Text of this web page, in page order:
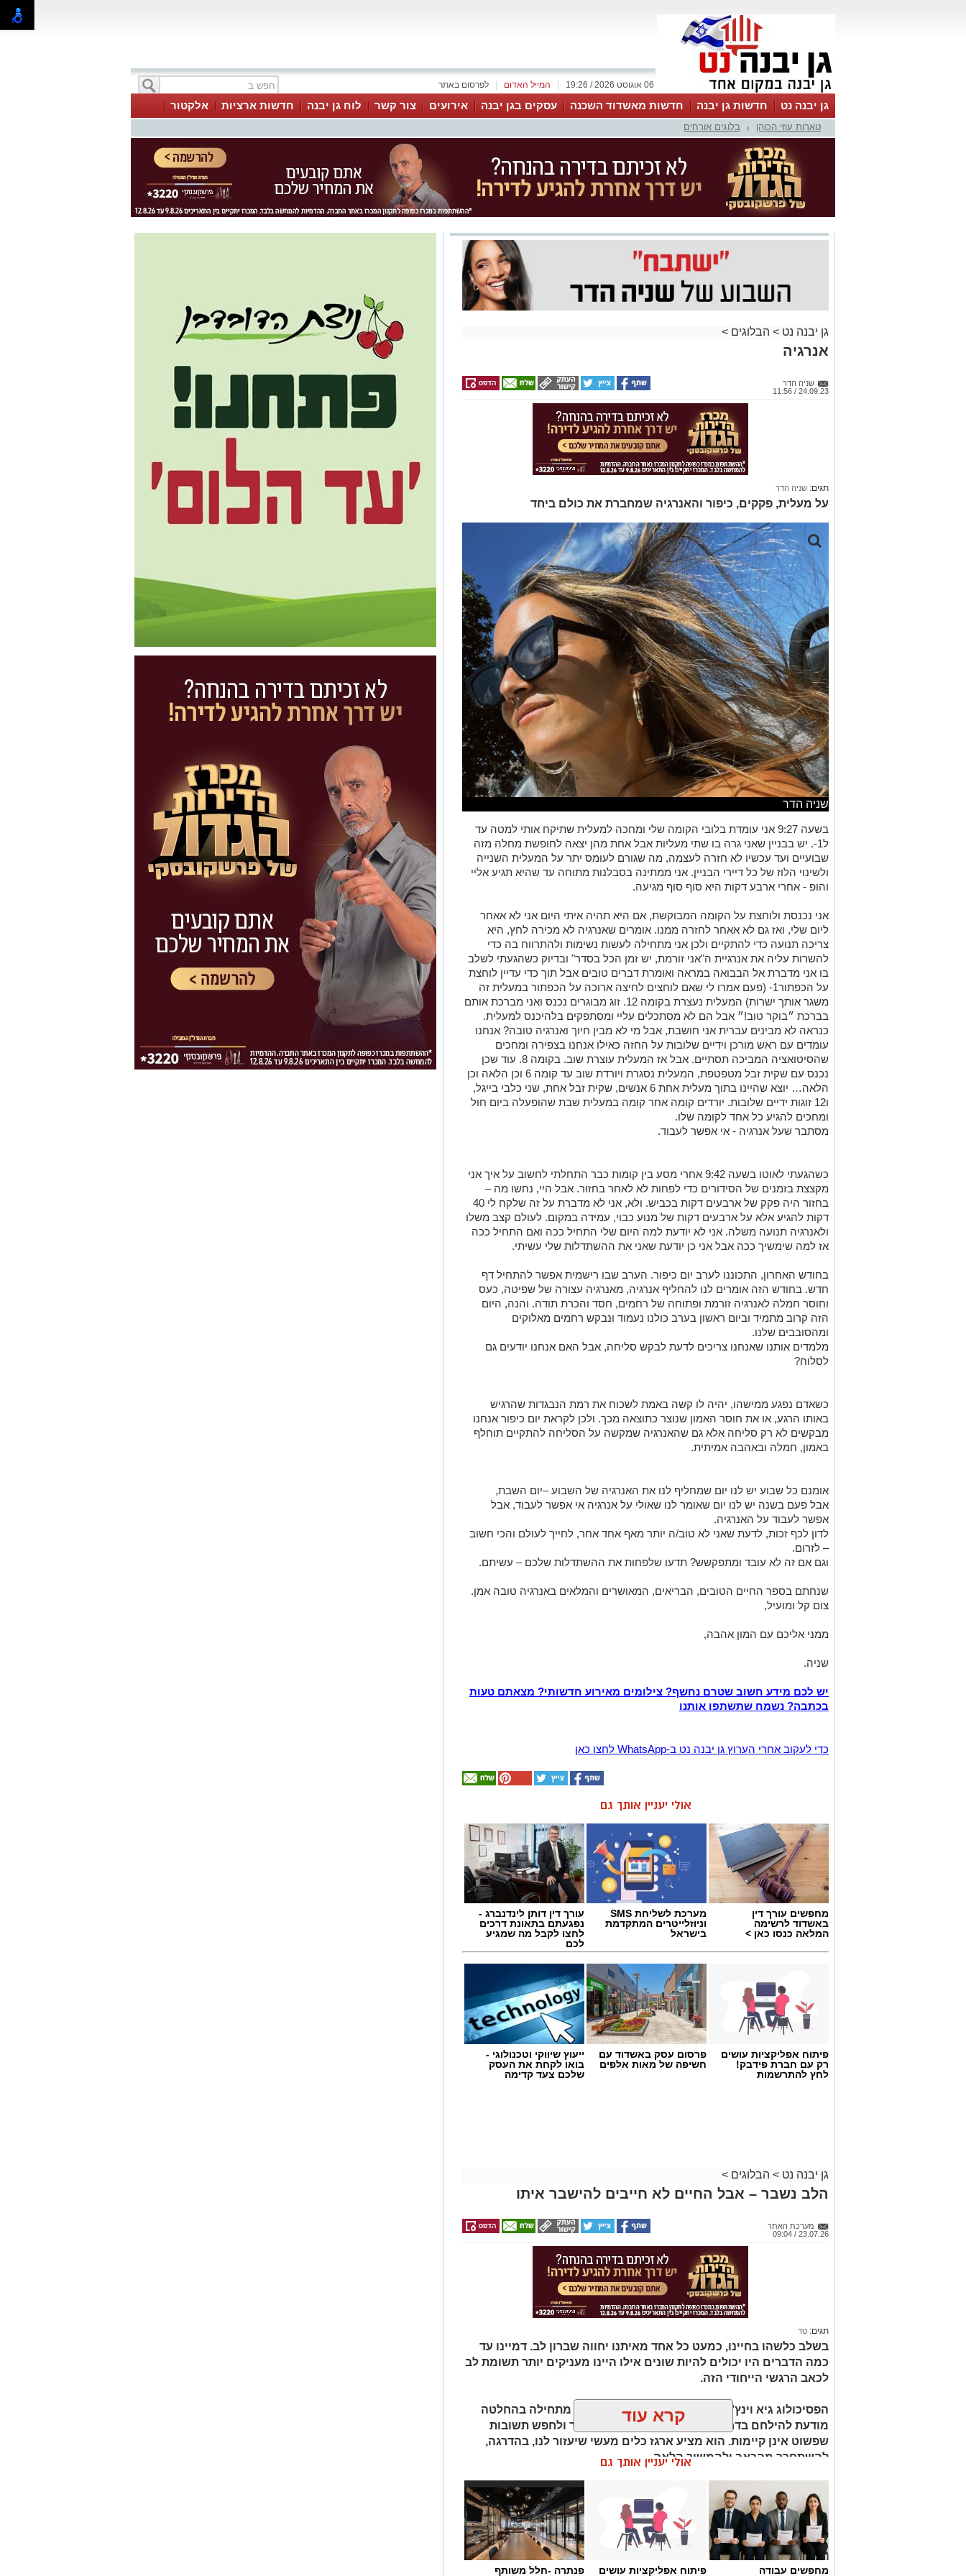
לפרסום באתר המייל האדום 06 אוגוסט 2026 / 19:26
גן יבנה נט חדשות גן יבנה חדשות מאשדוד השכנה עסקים בגן יבנה אירועים צור קשר לוח גן יבנה חדשות ארציות
אלקטור
MyKehila
טארות עוזי הכוהן בלוגים אורחים
גן יבנה נט > הבלוגים >
אנרגיה
שניה הדר
24.09.23 / 11:56
תגים: שניה הדר
על מעלית, פקקים, כיפור והאנרגיה שמחברת את כולם ביחד
שניה הדר
בשעה 9:27 אני עומדת בלובי הקומה שלי ומחכה למעלית שתיקח אותי למטה עד
ל1-.
יש בבניין שאני גרה בו שתי מעליות אבל אחת מהן יצאה לחופשת מחלה מזה
שבועיים ועד עכשיו לא חזרה לעצמה, מה שגורם לעומס יתר על המעלית השנייה
ולשינוי הלוז של כל דיירי הבניין. אני ממתינה בסבלנות מתוחה עד שהיא תגיע אליי
והופ - אחרי ארבע דקות היא סוף סוף מגיעה.
אני נכנסת ולוחצת על הקומה המבוקשת, אם היא תהיה איתי היום אני לא אאחר
ליום שלי, ואז גם לא אאחר לחזרה ממנו. אומרים שאנרגיה לא מכירה לחץ, היא
צריכה תנועה כדי להתקיים ולכן אני מתחילה לעשות נשימות ולהתרווח בה כדי
להשרות עליה את אנרגיית ה"אני זורמת, יש זמן הכל בסדר" ובדיוק כשהגעתי לשלב
בו אני מדברת אל הבבואה במראה ואומרת דברים טובים אבל תוך כדי עדיין לוחצת
על הכפתור1- (פעם אמרו לי שאם לוחצים לחיצה ארוכה על הכפתור במעלית זה
משגר אותך ישרות
) המעלית נעצרת בקומה 12. זוג מבוגרים נכנס ואני מברכת אותם
בברכת ״בוקר טוב!״ אבל הם לא מסתכלים עליי ומסתפקים בלהיכנס למעלית.
כנראה לא מבינים עברית אני חושבת, אבל מי לא מבין חיוך ואנרגיה טובה? אנחנו
עומדים עם ראש מורכן וידיים שלובות על החזה כאילו אנחנו בצפירה ומחכים
שהסיטואציה המביכה תסתיים. אבל אז המעלית עוצרת שוב. בקומה 8 . עוד שכן
נכנס עם שקית זבל מטפטפת, המעלית נסגרת ויורדת שוב עד קומה 6 וכן הלאה וכן
הלאה… יוצא שהיינו בתוך מעלית אחת 6 אנשים, שקית זבל אחת, שני כלבי בייגל,
ו12 זוגות ידיים שלובות. יורדים קומה אחר קומה במעלית
שבת שהופעלה ביום חול
ומחכים להגיע כל אחד לקומה שלו.
מסתבר שעל אנרגיה - אי אפשר לעבוד.
כשהגעתי לאוטו בשעה 9: 42
אחרי מסע בין קומות כבר התחלתי לחשוב על איך אני
מקצצת בזמנים של הסידורים כדי לפחות לא לאחר בחזור. אבל היי, נחשו מה–
בחזור היה פקק של ארבעים דקות בכביש. ולא, אני לא מדברת על זה שלקח לי 40
דקות להגיע אלא על ארבעים דקות של מנוע כבוי, עמידה במקום. לעולם קצב משלו
ולאנרגיה תנועה משלה. אני לא יודעת למה היום שלי התחיל ככה ואם התחיל ככה
אז למה שימשיך ככה אבל אני כן יודעת שאני את ההשתדלות שלי עשיתי.
בחודש האחרון, התכוננו לערב יום כיפור. הערב שבו רישמית אפשר להתחיל דף
חדש. בחודש הזה אומרים לנו להחליף אנרגיה, מאנרגיה עצורה של שפיטה, כעס
וחוסר חמלה לאנרגיה זורמת ופתוחה של רחמים, חסד והכרת תודה. והנה, היום
הזה קרוב מתמיד וביום ראשון בערב כולנו נעמוד ונבקש רחמים מאלוקים
ומהסובבים שלנו.
מלמדים אותנו שאנחנו צריכים לדעת לבקש סליחה, אבל האם אנחנו יודעים גם
לסלוח?
כשאדם נפגע ממישהו, יהיה לו קשה באמת לשכוח את רמת הנבגדות שהרגיש
באותו הרגע, או את חוסר האמון שנוצר כתוצאה מכך. ולכן לקראת יום כיפור אנחנו
מבקשים לא רק סליחה אלא גם שהאנרגיה שמקשה על הסליחה להתקיים תוחלף
באמון, חמלה ובאהבה אמיתית.
אומנם כל שבוע יש לנו יום שמחליף לנו את האנרגיה של השבוע–יום השבת,
אבל פעם בשנה יש לנו יום שאומר לנו שאולי על אנרגיה אי אפשר לעבוד, אבל
אפשר לעבוד על האנרגיה.
לדון לכף זכות, לדעת שאני לא טוב/ה יותר מאף אחד אחר, לחייך לעולם והכי חשוב
– לזרום.
וגם אם זה לא עובד ומתפקשש? תדעו שלפחות את ההשתדלות שלכם– עשיתם.
שנחתם בספר החיים הטובים, הבריאים, המאושרים והמלאים באנרגיה טובה אמן.
צום קל ומועיל,
ממני אליכם עם המון אהבה,
שניה.
יש לכם מידע חשוב שטרם נחשף? צילומים מאירוע חדשותי? מצאתם טעות
בכתבה? נשמח שתשתפו אותנו
‏כדי לעקוב אחרי הערוץ גן יבנה נט ב-WhatsApp לחצו כאן
אולי יעניין אותך גם
מחפשים עורך דין
באשדוד לרשימה
המלאה כנסו כאן >
מערכת לשליחת SMS
וניוזלייטרים המתקדמת
בישראל
עורך דין דותן לינדנברג -
נפגעתם בתאונת דרכים
לחצו לקבל מה שמגיע
לכם
פיתוח אפליקציות עושים
רק עם חברת פידבק!
לחץ להתרשמות
פרסום עסק באשדוד עם
חשיפה של מאות אלפים
ייעוץ שיווקי וטכנולוגי -
בואו לקחת את העסק
שלכם צעד קדימה
גן יבנה נט > הבלוגים >
הלב נשבר – אבל החיים לא חייבים להישבר איתו
מערכת האתר
23.07.26 / 09:04
תגים: טד
בשלב כלשהו בחיינו, כמעט כל אחד מאיתנו יחווה שברון לב. דמיינו עד
כמה הדברים היו יכולים להיות שונים אילו היינו מעניקים יותר תשומת לב
לכאב הרגשי הייחודי הזה.
הפסיכולוג גיא וינץ' מסביר כי ההחלמה משברון לב מתחילה בהחלטה
מודעת להילחם בדחף הטבעי שלנו לייפות את העבר ולחפש תשובות
שפשוט אינן קיימות. הוא מציע ארגז כלים מעשי שיעזור לנו, בהדרגה,
להשתחרר מהכאב ולהמשיך הלאה.
הלב שלנו אולי נשבר לפעמים, אבל אנחנו לא חייבים להישבר יחד איתו.
קרא עוד
אולי יעניין אותך גם
מחפשים עבודה
פיתוח אפליקציות עושים
פנתרה -חלל משותף